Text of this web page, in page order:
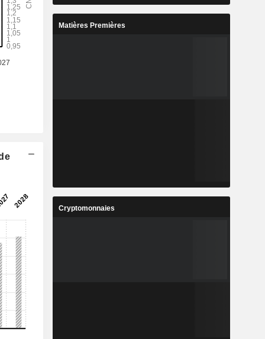
Matières Premières
Cryptomonnaies